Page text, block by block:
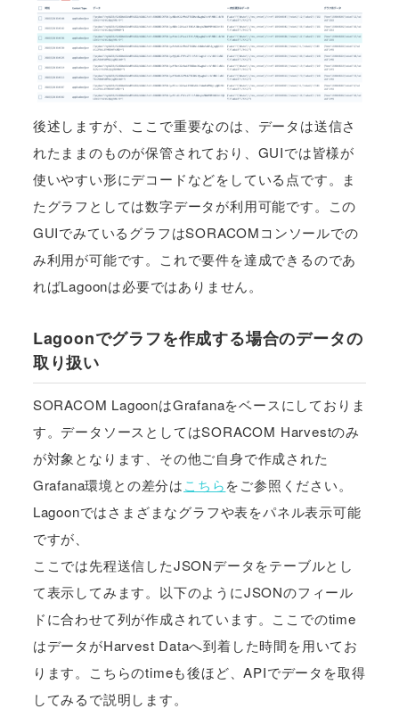
後述しますが、ここで重要なのは、データは送信さ
れたままのものが保管されており、GUIでは皆様が
使いやすい形にデコードなどをしている点です。ま
たグラフとしては数字データが利用可能です。この
GUIでみているグラフはSORACOMコンソールでの
み利用が可能です。これで要件を達成できるのであ
ればLagoonは必要ではありません。
Lagoonでグラフを作成する場合のデータの
取り扱い
SORACOM LagoonはGrafanaをベースにしておりま
す。データソースとしてはSORACOM Harvestのみ
が対象となります、その他ご自身で作成された
Grafana環境との差分はこちらをご参照ください。
Lagoonではさまざまなグラフや表をパネル表示可能
ですが、
ここでは先程送信したJSONデータをテーブルとし
て表示してみます。以下のようにJSONのフィール
ドに合わせて列が作成されています。ここでのtime
はデータがHarvest Dataへ到着した時間を用いてお
ります。こちらのtimeも後ほど、APIでデータを取得
してみるで説明します。